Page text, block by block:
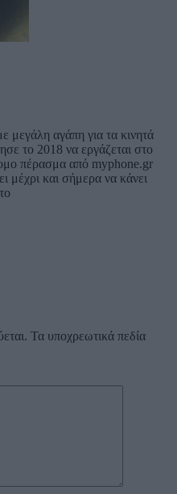
αγάπη για τα κινητά
το 2018 να εργάζεται στο
πέρασμα από myphone.gr
μέχρι και σήμερα να κάνει
Τα υποχρεωτικά πεδία